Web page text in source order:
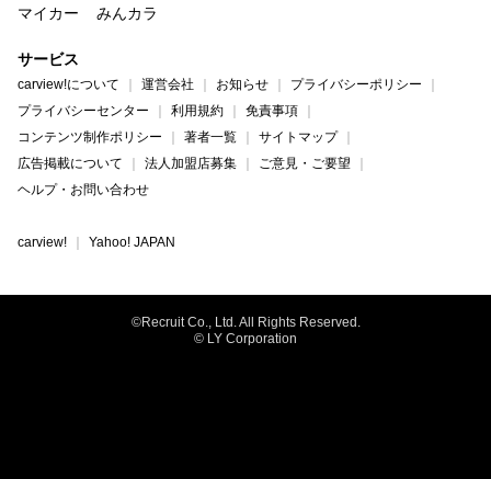
マイカー
みんカラ
サービス
carview!について 運営会社 お知らせ
プライバシーポリシー
プライバシーセンター
利用規約
免責事項
コンテンツ制作ポリシー
著者一覧
サイトマップ
広告掲載について
法人加盟店募集
ご意見・ご要望
ヘルプ・お問い合わせ
carview! Yahoo! JAPAN
©Recruit Co., Ltd. All Rights Reserved.
© LY Corporation